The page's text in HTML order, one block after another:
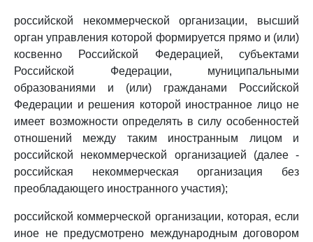
российской некоммерческой организации, высший
орган управления которой формируется прямо и (или)
косвенно Российской Федерацией, субъектами
Российской Федерации, муниципальными
образованиями и (или) гражданами Российской
Федерации и решения которой иностранное лицо не
имеет возможности определять в силу особенностей
отношений между таким иностранным лицом и
российской некоммерческой организацией (далее -
российская некоммерческая организация без
преобладающего иностранного участия);
российской коммерческой организации, которая, если
иное не предусмотрено международным договором